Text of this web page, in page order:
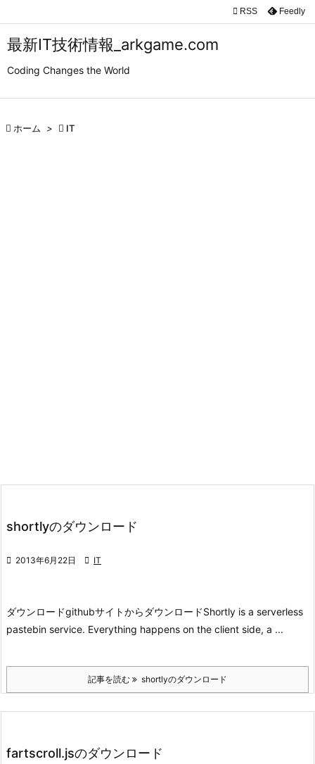
最新IT技術情報_arkgame.com
Coding Changes the World


 RSS Feedly
 ホーム >  IT
shortlyのダウンロード
 2013年6月22日  IT
ダウンロードgithubサイトからダウンロードShortly is a serverless
pastebin service. Everything happens on the client side, a ...
記事を読む shortlyのダウンロード
fartscroll.jsのダウンロード